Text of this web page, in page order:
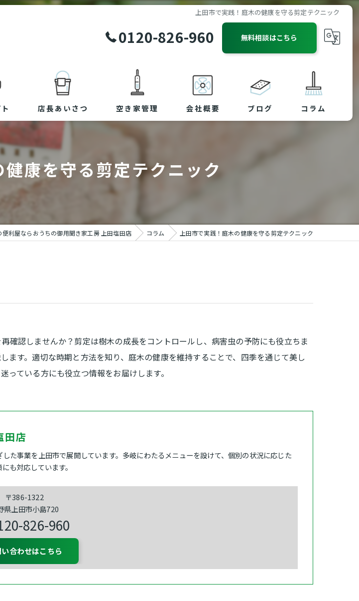
上田市で実践！庭木の健康を守る剪定テクニック
0120-826-960 無料相談はこちら
店長あいさつ 空き家管理 会社概要 ブログ コラム
康を守る剪定テクニック
便利屋ならおうちの御用聞き家工房 上田塩田店 コラム 上田市で実践！庭木の健康を守る剪定テクニック
確認しませんか？剪定は樹木の成長をコントロールし、病害虫の予防にも役立ちま
す。適切な時期と方法を知り、庭木の健康を維持することで、四季を通じて美し
ている方にも役立つ情報をお届けします。
店
た事業を上田市で展開しています。多岐にわたるメニューを設けて、個別の状況に応じた
も対応しています。
〒386-1322
県上田市小島720
826-960
合わせはこちら